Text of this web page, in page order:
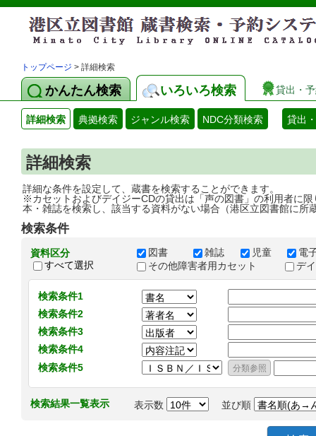
トップページ > 詳細検索
かんたん検索 いろいろ検索 貸出・
詳細検索 典拠検索 ジャンル検索 NDC分類検索 貸出
詳細検索
詳細な条件を設定して、蔵書を検索することができます。
※カセットおよびデイジーCDの貸出は「声の図書」の利用者に限
本・雑誌を検索し、該当する資料がない場合（港区立図書館に所
検索条件
資料区分
すべて選択
図書 雑誌 児童
電
その他障害者用カセット
デ
検索条件1
検索条件2
検索条件3
検索条件4
検索条件5
検索結果一覧表示 表示数 並び順